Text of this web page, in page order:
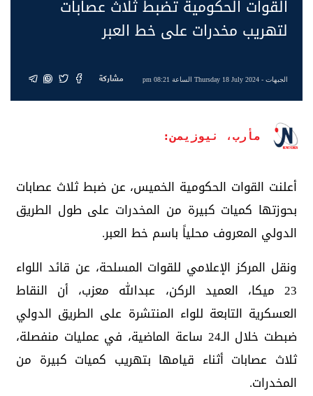
القوات الحكومية تضبط ثلاث عصابات
لتهريب مخدرات على خط العبر
الجبهات- Thursday 18 July 2024 الساعة 08:21 pm مشاركة
مأرب، نيوزيمن:
أعلنت القوات الحكومية الخميس، عن ضبط ثلاث عصابات
بحوزتها كميات كبيرة من المخدرات على طول الطريق
الدولي المعروف محلياً باسم خط العبر.
ونقل المركز الإعلامي للقوات المسلحة، عن قائد اللواء
23 ميكا، العميد الركن، عبدالله معزب، أن النقاط
العسكرية التابعة للواء المنتشرة على الطريق الدولي
ضبطت خلال الـ24 ساعة الماضية، في عمليات منفصلة،
ثلاث عصابات أثناء قيامها بتهريب كميات كبيرة من
المخدرات.